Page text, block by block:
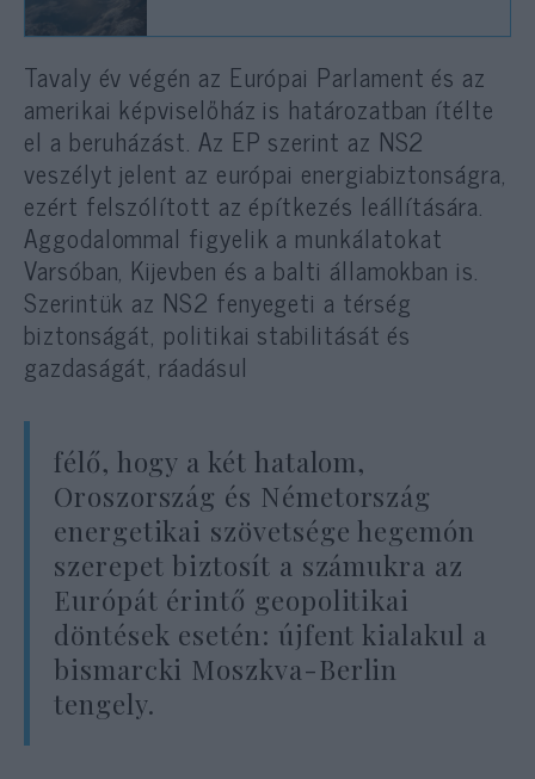
Tavaly év végén az Európai Parlament és az
amerikai képviselőház is határozatban ítélte
el a beruházást. Az EP szerint az NS2
veszélyt jelent az európai energiabiztonságra,
ezért felszólított az építkezés leállítására.
Aggodalommal figyelik a munkálatokat
Varsóban, Kijevben és a balti államokban is.
Szerintük az NS2 fenyegeti a térség
biztonságát, politikai stabilitását és
gazdaságát, ráadásul
félő, hogy a két hatalom,
Oroszország és Németország
energetikai szövetsége hegemón
szerepet biztosít a számukra az
Európát érintő geopolitikai
döntések esetén: újfent kialakul a
bismarcki Moszkva-Berlin
tengely.